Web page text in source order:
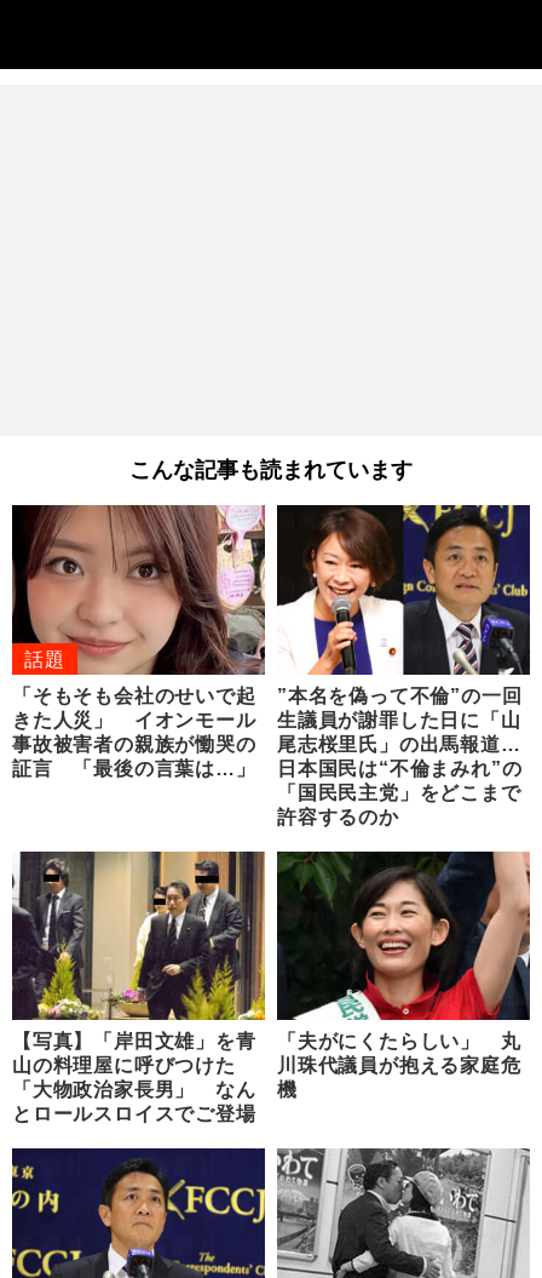
こんな記事も読まれています
話題
「そもそも会社のせいで起
きた人災」 イオンモール
事故被害者の親族が慟哭の
証言 「最後の言葉は…」
”本名を偽って不倫”の一回
生議員が謝罪した日に「山
尾志桜里氏」の出馬報道…
日本国民は“不倫まみれ”の
「国民民主党」をどこまで
許容するのか
【写真】「岸田文雄」を青
山の料理屋に呼びつけた
「大物政治家長男」 なん
とロールスロイスでご登場
「夫がにくたらしい」 丸
川珠代議員が抱える家庭危
機